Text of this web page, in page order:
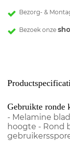
Bezorg- &
Bezoek onze
Gebruikte ronde
- Melamine
hoogte - Rond